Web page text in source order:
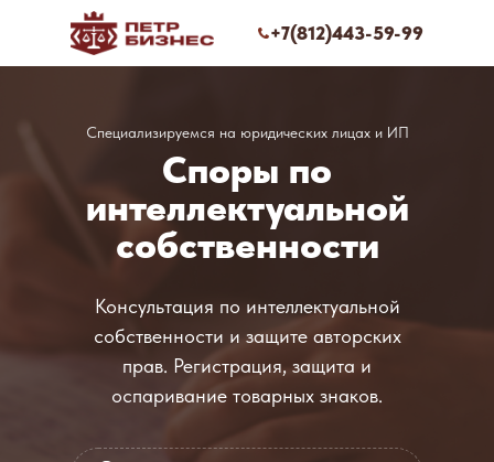
+7(812)443-59-99
Споры по
интеллектуальной
собственности
Специализируемся на юридических лицах и ИП
Консультация по интеллектуальной
собственности и защите авторских
прав. Регистрация, защита и
оспаривание товарных знаков.